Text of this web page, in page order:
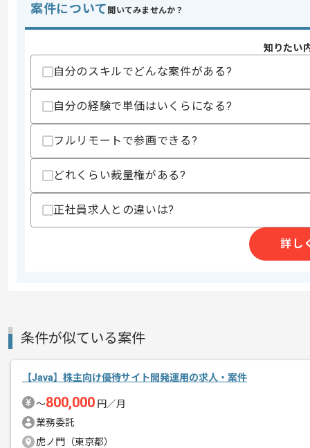
スキル
・SQLを用いた実務経験
上記に似た経験やスキルをお持ちであれば
精算・お支払い
精算条件
有
精算基準時間
支払いサイト
商談回数
1回
エージェントからのコ
プロジェクトは長期を想定しており、
中長期的に腰をすえての参画を希望さ
案件について 聞いてみませんか？
知りたい
自分のスキルでどんな案件がある?
自分の経験で単価はいくらになる?
フルリモートで参画できる?
どれくらい裁量権がある?
正社員求人との違いは?
詳し
条件が似ている案件
【Java】株主向け優待サイト開発運用の求人・案件
〜800,000 円／月
業務委託
虎ノ門（東京都）